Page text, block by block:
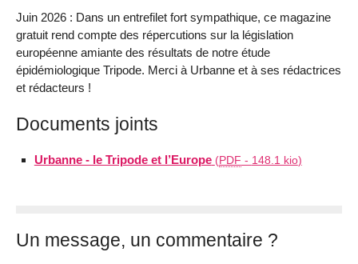
Juin 2026 : Dans un entrefilet fort sympathique, ce magazine
gratuit rend compte des répercutions sur la législation
européenne amiante des résultats de notre étude
épidémiologique Tripode. Merci à Urbanne et à ses rédactrices
et rédacteurs !
Documents joints
Urbanne - le Tripode et l’Europe (PDF - 148.1 kio)
Un message, un commentaire ?